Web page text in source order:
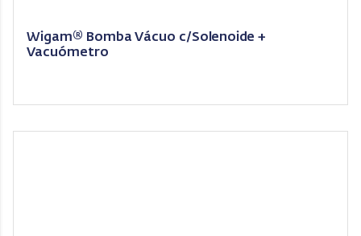
Wigam® Bomba Vácuo c/Solenoide +
Vacuómetro